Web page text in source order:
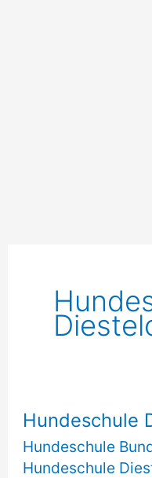
Hundeschule
Hundeschule
Hundeschule